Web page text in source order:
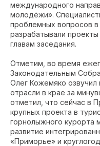
международного
молодёжи».
проблемных вопросов в
разрабатывали
главам заседания.
Отметим, во время
Законодательным
Олег Кожемяко озвучил
отрасли в крае за
отметил, что сейчас в
крупных проекта в
горнолыжного курорта
развитие
«Приморье» и